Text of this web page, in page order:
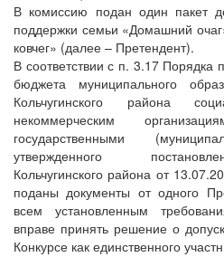
В комиссию подан один пакет
поддержки семьи «Домашний
ковчег» (далее – Претендент).
В соответствии с п. 3.17 Порядка
бюджета муниципального
Кольчугинского района
некоммерческим
государственными
утвержденного
Кольчугинского района от
поданы документы от одного
всем установленным
вправе принять решение о
Конкурсе как единственного